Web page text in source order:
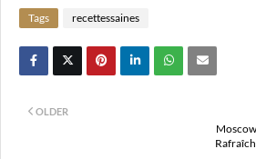
Tags recettessaines
OLDER